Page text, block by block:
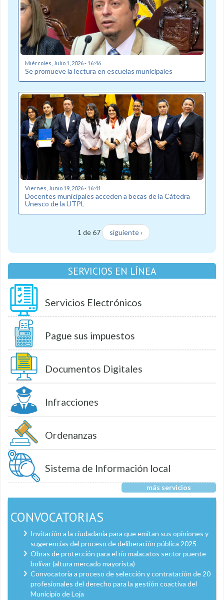
Miércoles, Julio 1, 2026 - 16:46
Se promueve la lectura en escuelas municipales
Viernes, Junio 19, 2026 - 16:41
Docentes municipales acceden a becas de la Cátedra
Unesco de la UTPL
1 de 67 siguiente ›
SERVICIOS EN LÍNEA
Servicios Electrónicos
Pague sus impuestos
Documentos Digitales
Infracciones
Ordenanzas
Sistema de Información local
más servicios
CONVOCATORIAS
Invitación a la ciudadanía para que emitan sus opiniones y
sugerencias del proceso de deliberación pública 2025
Obras de protección para el río malacatos sector puente
bolívar (altura mercado mayorista)
Convocatoria a proceso de selección y contratación de 20
profesionales del derecho para la gestión coactiva del
Municipio de Loja